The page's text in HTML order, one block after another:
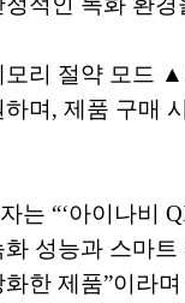
리 절약 모드
며, 제품 구매
는 “‘아이나비
성능과 스마트
한 제품”이라며